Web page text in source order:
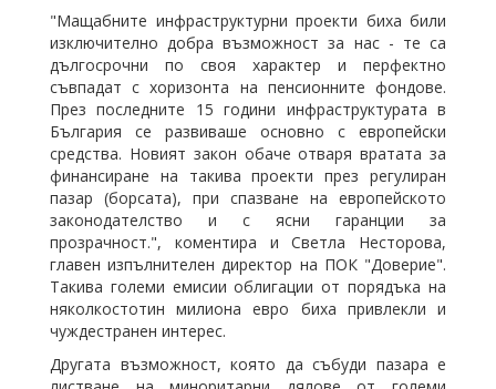
"Мащабните инфраструктурни проекти биха били
изключително добра възможност за нас - те са
дългосрочни по своя характер и перфектно
съвпадат с хоризонта на пенсионните фондове.
През последните 15 години инфраструктурата в
България се развиваше основно с европейски
средства. Новият закон обаче отваря вратата за
финансиране на такива проекти през регулиран
пазар (борсата), при спазване на европейското
законодателство и с ясни гаранции за
прозрачност.", коментира и Светла Несторова,
главен изпълнителен директор на ПОК "Доверие".
Такива големи емисии облигации от порядъка на
няколкостотин милиона евро биха привлекли и
чуждестранен интерес.
Другата възможност, която да събуди пазара е